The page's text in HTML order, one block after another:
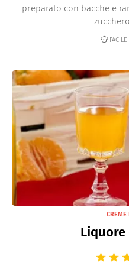
preparato con bacche e
zucchero
FACILE